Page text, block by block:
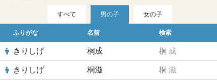
すべて 男の子 女の子
ふりがな 名前 検索
きりしげ 桐成 桐 成
きりしげ 桐滋 桐 滋